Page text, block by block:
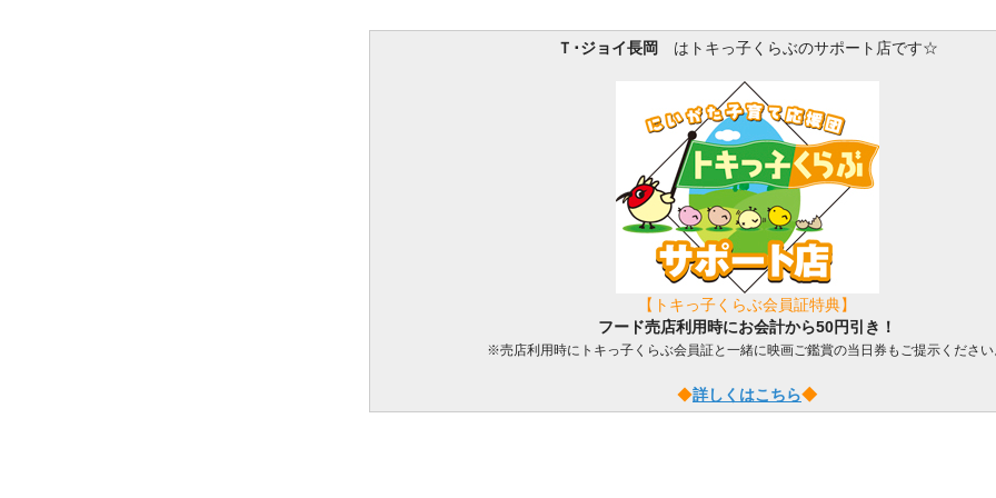
Ｔ･ジョイ長岡 はトキっ子くらぶのサポート店です☆
【トキっ子くらぶ会員証特典】
フード売店利用時にお会計から50円引き！
※売店利用時にトキっ子くらぶ会員証と一緒に映画ご鑑賞の当日券もご提示ください
◆詳しくはこちら◆